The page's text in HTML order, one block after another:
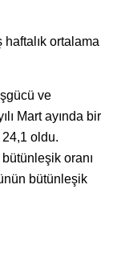
haftalık ortalama
ve
Mart ayında bir
oldu.
oranı
bütünleşik